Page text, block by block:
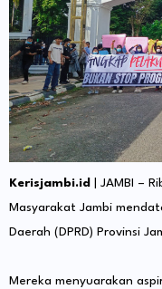
Kerisjambi.id
| JAMBI –
Masyarakat Jambi
Daerah (DPRD) Provinsi
Mereka menyuarakan